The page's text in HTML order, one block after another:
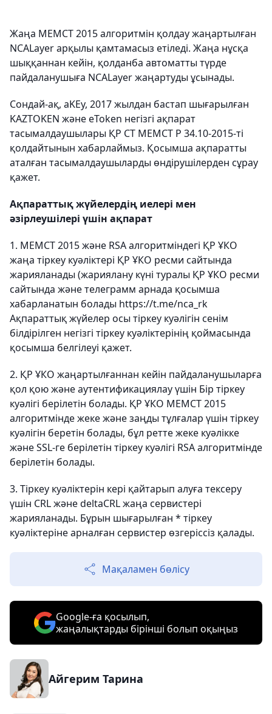
Жаңа МЕМСТ 2015 алгоритмін қолдау жаңартылған
NCALayer арқылы қамтамасыз етіледі. Жаңа нұсқа
шыққаннан кейін, қолданба автоматты түрде
пайдаланушыға NCALayer жаңартуды ұсынады.
Сондай-ақ, aKEy, 2017 жылдан бастап шығарылған
KAZTOKEN және eToken негізгі ақпарат
тасымалдаушылары ҚР СТ МЕМСТ Р 34.10-2015-ті
қолдайтынын хабарлаймыз. Қосымша ақпаратты
аталған тасымалдаушыларды өндірушілерден сұрау
қажет.
Ақпараттық жүйелердің иелері мен
әзірлеушілері үшін ақпарат
1. МЕМСТ 2015 және RSA алгоритміндегі ҚР ҰКО
жаңа тіркеу куәліктері ҚР ҰКО ресми сайтында
жарияланады (жариялану күні туралы ҚР ҰКО ресми
сайтында және телеграмм арнада қосымша
хабарланатын болады https://t.me/nca_rk
Ақпараттық жүйелер осы тіркеу куәлігін сенім
білдірілген негізгі тіркеу куәліктерінің қоймасында
қосымша белгілеуі қажет.
2. ҚР ҰКО жаңартылғаннан кейін пайдаланушыларға
қол қою және аутентификациялау үшін Бір тіркеу
куәлігі берілетін болады. ҚР ҰКО МЕМСТ 2015
алгоритмінде жеке және заңды тұлғалар үшін тіркеу
куәлігін беретін болады, бұл ретте жеке куәлікке
және SSL-ге берілетін тіркеу куәлігі RSA алгоритмінде
берілетін болады.
3. Тіркеу куәліктерін кері қайтарып алуға тексеру
үшін CRL және deltaCRL жаңа сервистері
жарияланады. Бұрын шығарылған * тіркеу
куәліктеріне арналған сервистер өзгеріссіз қалады.
Мақаламен бөлісу
Google-ға қосылып,
жаңалықтарды бірінші болып оқыңыз
Айгерим Тарина